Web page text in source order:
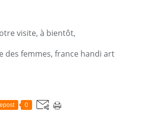
visite, à bientôt,
des femmes, france handi art
0